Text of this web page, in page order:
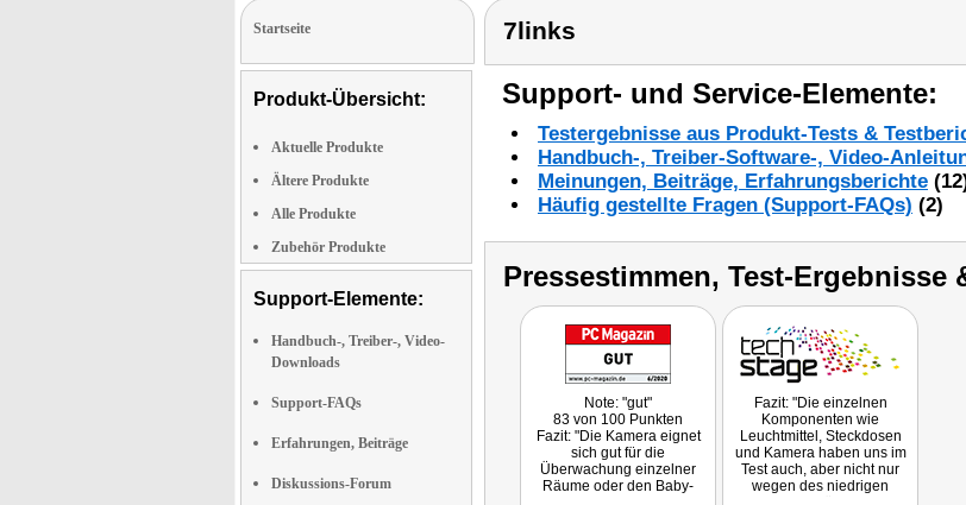
Startseite
Produkt-Übersicht:
Aktuelle Produkte
Ältere Produkte
Alle Produkte
Zubehör Produkte
Support-Elemente:
Handbuch-, Treiber-, Video-
Downloads
Support-FAQs
Erfahrungen, Beiträge
Diskussions-Forum
7links
Support- und Service-Elemente:
Testergebnisse aus Produkt-Tests &
Handbuch-, Treiber-Software-, Video-
Meinungen, Beiträge, Erfahrungsberichte
Häufig gestellte Fragen (Support-FAQs) (2)
Pressestimmen, Test-Ergebnisse
Note: "gut"
83 von 100 Punkten
Fazit: "Die Kamera eignet
sich gut für die
Überwachung einzelner
Räume oder den Baby-
Fazit: "Die einzelnen
Komponenten wie
Leuchtmittel, Steckdosen
und Kamera haben uns im
Test auch, aber nicht nur
wegen des niedrigen